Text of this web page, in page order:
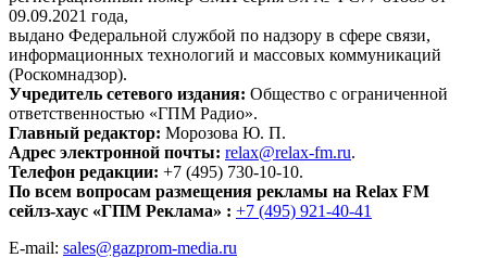
09.09.2021 года,
выдано Федеральной службой по надзору в сфере связи,
информационных технологий и массовых коммуникаций
(Роскомнадзор).
Учредитель сетевого издания: Общество с ограниченной
ответственностью «ГПМ Радио».
Главный редактор: Морозова Ю. П.
Адрес электронной почты: relax@relax-fm.ru.
Телефон редакции: +7 (495) 730-10-10.
По всем вопросам размещения рекламы на Relax FM
сейлз-хаус «ГПМ Реклама» : +7 (495) 921-40-41
E-mail: sales@gazprom-media.ru